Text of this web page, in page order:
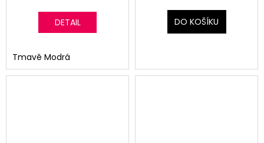
DETAIL
Tmavě Modrá
DO KOŠÍKU